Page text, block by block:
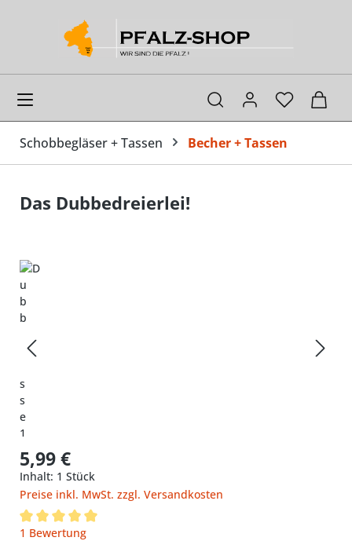
Schobbegläser + Tassen Becher + Tassen
Das Dubbedreierlei!
Bildergalerie überspringen
5,99 €
Inhalt: 1 Stück
Preise inkl. MwSt. zzgl. Versandkosten
Durchschnittliche Bewertung von 5 von 5 Sternen
1 Bewertung